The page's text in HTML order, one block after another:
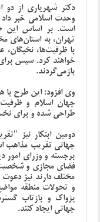
دکتر شهریاری از دو
وحدت اسلامی خبر داد
است. بر اساس این
تهران، به استان‌های
با ظرفیت‌ها، نخبگان،
خواهند کرد. سپس
بازمی‌گردند.
وی افزود: این طرح
جهان اسلام و
طراحی شده و برای
دومین ابتکار نیز
جهانی تقریب مذاهب
برجسته و وزرای امور
فضای مجازی و
مختلف دارند نیز
و تحولات منطقه
پژواک و بازتاب
جهانی ایجاد کنند.